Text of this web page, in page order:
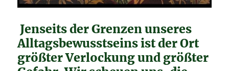
Jenseits der Grenzen unseres
Alltagsbewusstseins ist der Ort
größter Verlockung und größter